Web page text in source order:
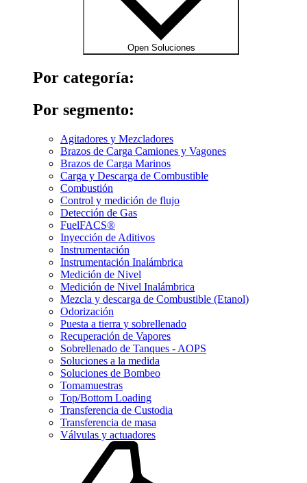
Open Soluciones
Por categoría:
Por segmento:
Agitadores y Mezcladores
Brazos de Carga Camiones y Vagones
Brazos de Carga Marinos
Carga y Descarga de Combustible
Combustión
Control y medición de flujo
Detección de Gas
FuelFACS®
Inyección de Aditivos
Instrumentación
Instrumentación Inalámbrica
Medición de Nivel
Medición de Nivel Inalámbrica
Mezcla y descarga de Combustible (Etanol)
Odorización
Puesta a tierra y sobrellenado
Recuperación de Vapores
Sobrellenado de Tanques - AOPS
Soluciones a la medida
Soluciones de Bombeo
Tomamuestras
Top/Bottom Loading
Transferencia de Custodia
Transferencia de masa
Válvulas y actuadores